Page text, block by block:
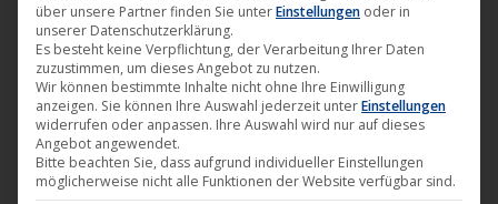
Mit der „Bass Care (Remixes)“ liefertLOFT 15 Aein
kraftvolles Update zu einem der markantesten Tracks
über unsere Partner finden Sie unterEinstellungen oder in
unserer Datenschutzerklärung.
Es besteht keine Verpflichtung, der Verarbeitung Ihrer Daten
zuzustimmen, um dieses Angebot zu nutzen.
Wir können bestimmte Inhalte nicht ohne Ihre Einwilligung
anzeigen. Sie können Ihre Auswahl jederzeit unterEinstellungen
widerrufen oder anpassen. Ihre Auswahl wird nur auf dieses
Angebot angewendet.
Bitte beachten Sie, dass aufgrund individueller Einstellungen
möglicherweise nicht alle Funktionen der Website verfügbar sind.